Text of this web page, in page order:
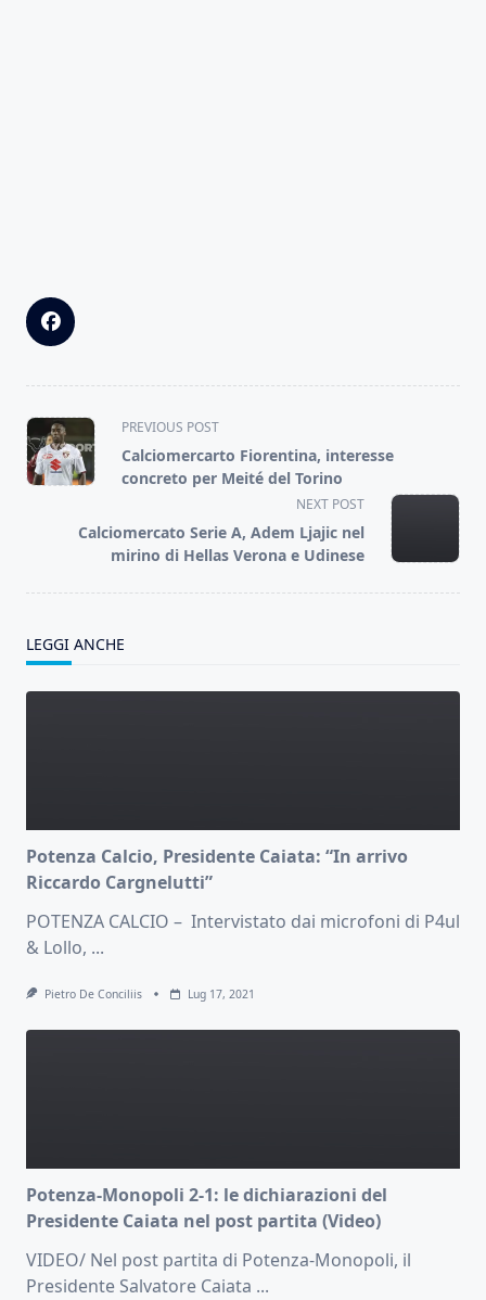
<span
class="nav-
subtitle
reader-
text">Page</span>
PREVIOUS POST
Calciomercarto Fiorentina, interesse
concreto per Meité del Torino
NEXT POST
Calciomercato Serie A, Adem Ljajic nel
mirino di Hellas Verona e Udinese
LEGGI ANCHE
Potenza Calcio, Presidente Caiata: “In arrivo
Riccardo Cargnelutti”
POTENZA CALCIO – Intervistato dai microfoni di P4ul
& Lollo, ...
Pietro De Conciliis Lug 17, 2021
Potenza-Monopoli 2-1: le dichiarazioni del
Presidente Caiata nel post partita (Video)
VIDEO/ Nel post partita di Potenza-Monopoli, il
Presidente Salvatore Caiata ...